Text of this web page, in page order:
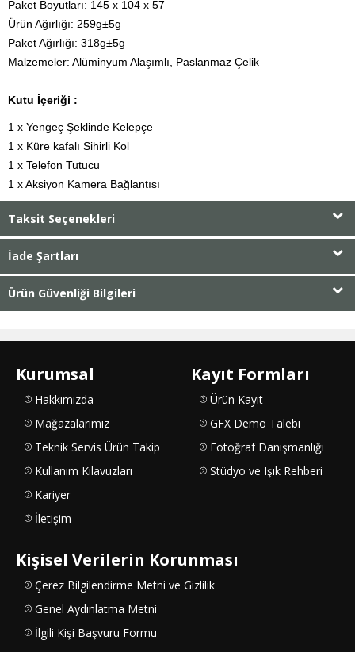
Paket Boyutları: 145 x 104 x 57
Ürün Ağırlığı: 259g±5g
Paket Ağırlığı: 318g±5g
Malzemeler: Alüminyum Alaşımlı, Paslanmaz Çelik
Kutu İçeriği :
1 x Yengeç Şeklinde Kelepçe
1 x Küre kafalı Sihirli Kol
1 x Telefon Tutucu
1 x Aksiyon Kamera Bağlantısı
Taksit Seçenekleri
İade Şartları
Ürün Güvenliği Bilgileri
Kurumsal
Hakkımızda
Mağazalarımız
Teknik Servis Ürün Takip
Kullanım Kılavuzları
Kariyer
İletişim
Kayıt Formları
Ürün Kayıt
GFX Demo Talebi
Fotoğraf Danışmanlığı
Stüdyo ve Işık Rehberi
Kişisel Verilerin Korunması
Çerez Bilgilendirme Metni ve Gizlilik
Genel Aydınlatma Metni
İlgili Kişi Başvuru Formu